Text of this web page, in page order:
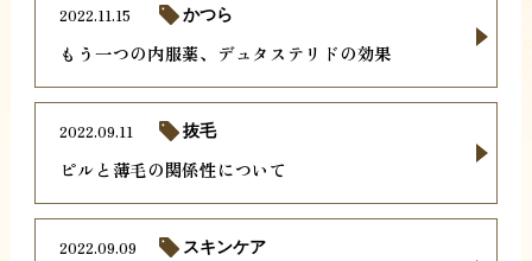
もう一つの内服薬、デュタステリドの効果
2022.11.15 かつら
ピルと薄毛の関係性について
2022.09.11 抜毛
2022.09.09 スキンケア